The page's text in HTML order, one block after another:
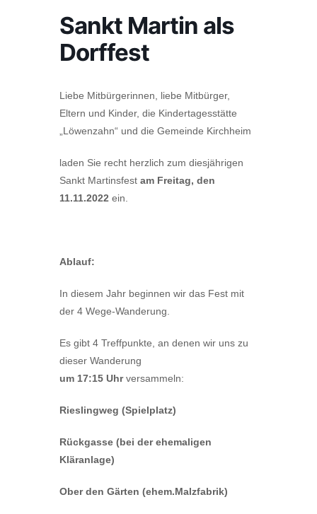
Sankt Martin als
Dorffest
Liebe Mitbürgerinnen, liebe Mitbürger,
Eltern und Kinder, die Kindertagesstätte
„Löwenzahn“ und die Gemeinde Kirchheim
laden Sie recht herzlich zum diesjährigen
Sankt Martinsfest am Freitag, den
11.11.2022 ein.
Ablauf:
In diesem Jahr beginnen wir das Fest mit
der 4 Wege-Wanderung.
Es gibt 4 Treffpunkte, an denen wir uns zu
dieser Wanderung
um 17:15 Uhrversammeln:
Rieslingweg (Spielplatz)
Rückgasse (bei der ehemaligen
Kläranlage)
Ober den Gärten (ehem.Malzfabrik)